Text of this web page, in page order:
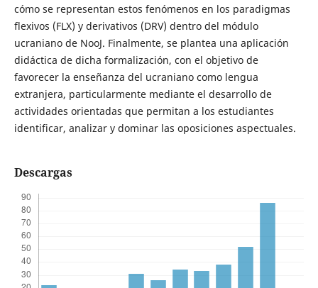
cómo se representan estos fenómenos en los paradigmas
flexivos (FLX) y derivativos (DRV) dentro del módulo
ucraniano de NooJ. Finalmente, se plantea una aplicación
didáctica de dicha formalización, con el objetivo de
favorecer la enseñanza del ucraniano como lengua
extranjera, particularmente mediante el desarrollo de
actividades orientadas que permitan a los estudiantes
identificar, analizar y dominar las oposiciones aspectuales.
Descargas